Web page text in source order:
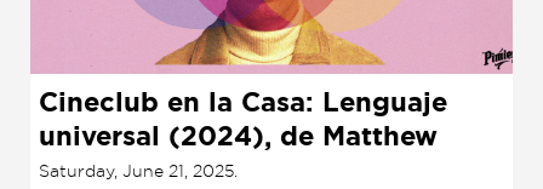
Cineclub en la Casa: Lenguaje
universal (2024), de Matthew
Rankin
Saturday, June 21, 2025.